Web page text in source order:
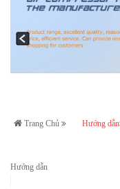
Trang Chủ Hướng dẫn
Hướng dẫn